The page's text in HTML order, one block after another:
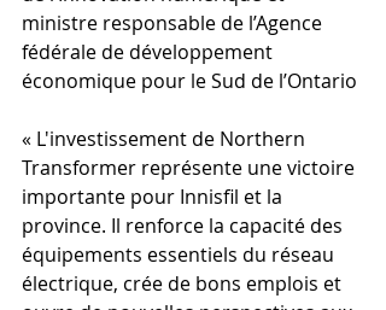
ministre responsable de l’Agence
fédérale de développement
économique pour le Sud de l’Ontario
« L'investissement de Northern
Transformer représente une victoire
importante pour Innisfil et la
province. Il renforce la capacité des
équipements essentiels du réseau
électrique, crée de bons emplois et